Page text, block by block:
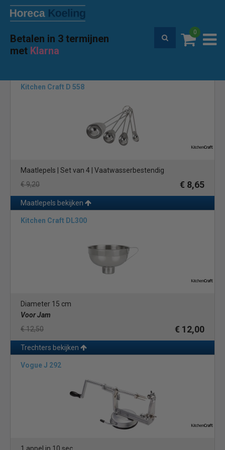
Betalen in 3 termijnen
met Klarna
0
Premium service en garantie
Home Merken
Kitchen Craft D 558
Maatlepels | Set van 4 | Vaatwasserbestendig
€ 9,20
€ 8,65
Maatlepels bekijken
Kitchen Craft DL300
Diameter 15 cm
Voor Jam
€ 12,50
€ 12,00
Trechters bekijken
Vogue J 292